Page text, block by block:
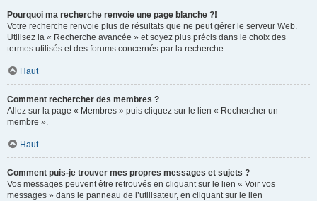
Pourquoi ma recherche renvoie une page blanche ?!
Votre recherche renvoie plus de résultats que ne peut gérer le serveur Web.
Utilisez la « Recherche avancée » et soyez plus précis dans le choix des
termes utilisés et des forums concernés par la recherche.
Haut
Comment rechercher des membres ?
Allez sur la page « Membres » puis cliquez sur le lien « Rechercher un
membre ».
Haut
Comment puis-je trouver mes propres messages et sujets ?
Vos messages peuvent être retrouvés en cliquant sur le lien « Voir vos
messages » dans le panneau de l’utilisateur, en cliquant sur le lien